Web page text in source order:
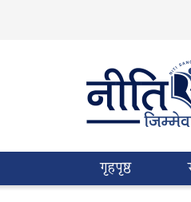
गृहपृष्ठ